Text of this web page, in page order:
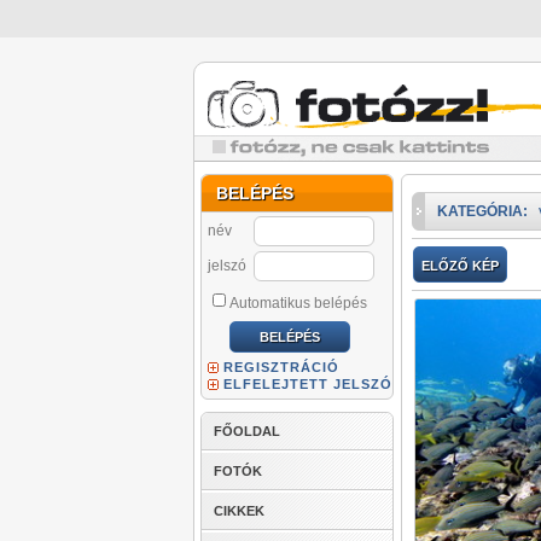
BELÉPÉS
név
jelszó
Automatikus belépés
REGISZTRÁCIÓ
ELFELEJTETT JELSZÓ
FŐOLDAL
FOTÓK
CIKKEK
KATEGÓRIA:
ELŐZŐ KÉP